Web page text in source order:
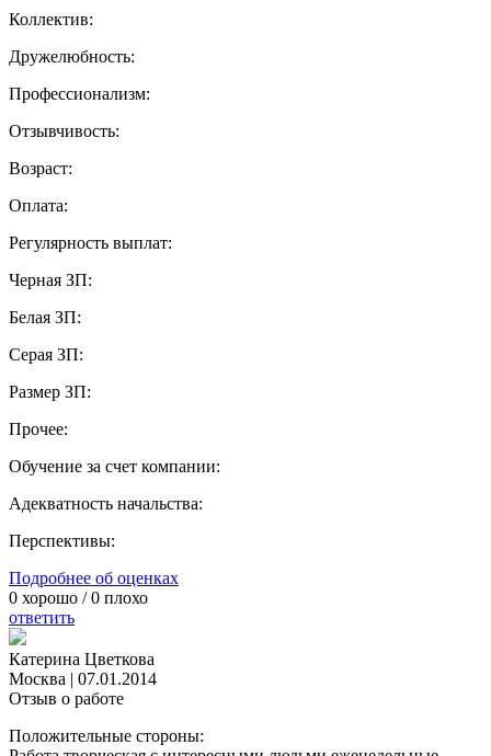
Коллектив:
Дружелюбность:
Профессионализм:
Отзывчивость:
Возраст:
Оплата:
Регулярность выплат:
Черная ЗП:
Белая ЗП:
Серая ЗП:
Размер ЗП:
Прочее:
Обучение за счет компании:
Адекватность начальства:
Перспективы:
Подробнее об оценках
0 хорошо /0 плохо
ответить
Катерина Цветкова
Москва | 07.01.2014
Отзыв о работе
Положительные стороны: